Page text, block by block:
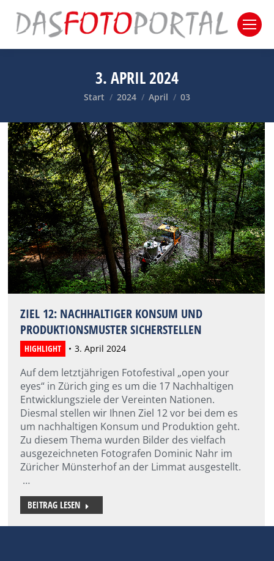
3. APRIL 2024
Sie befinden sich hier:
Start 2024 April 03
ZIEL 12: NACHHALTIGER KONSUM UND
PRODUKTIONSMUSTER SICHERSTELLEN
HIGHLIGHT 3. April 2024
Auf dem letztjährigen Fotofestival „open your
eyes“ in Zürich ging es um die 17 Nachhaltigen
Entwicklungsziele der Vereinten Nationen.
Diesmal stellen wir Ihnen Ziel 12 vor bei dem es
um nachhaltigen Konsum und Produktion geht.
Zu diesem Thema wurden Bilder des vielfach
ausgezeichneten Fotografen Dominic Nahr im
Züricher Münsterhof an der Limmat ausgestellt.
…
BEITRAG LESEN